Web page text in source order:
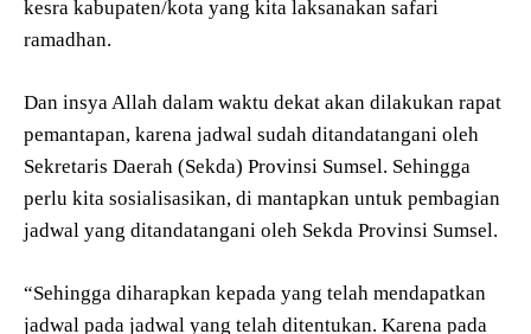
kesra kabupaten/kota yang kita laksanakan safari
ramadhan.
Dan insya Allah dalam waktu dekat akan dilakukan rapat
pemantapan, karena jadwal sudah ditandatangani oleh
Sekretaris Daerah (Sekda) Provinsi Sumsel. Sehingga
perlu kita sosialisasikan, di mantapkan untuk pembagian
jadwal yang ditandatangani oleh Sekda Provinsi Sumsel.
“Sehingga diharapkan kepada yang telah mendapatkan
jadwal pada jadwal yang telah ditentukan. Karena pada